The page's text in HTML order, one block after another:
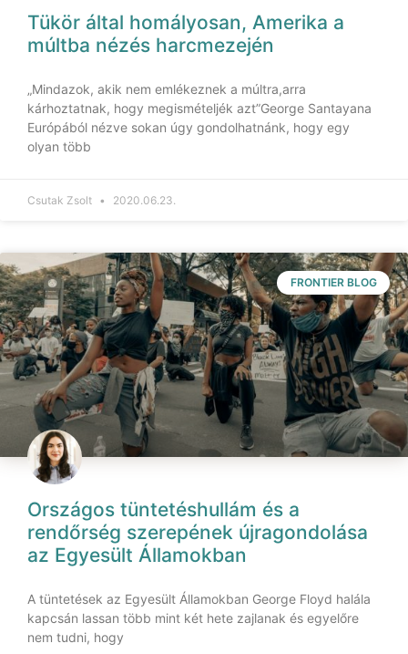
Tükör által homályosan, Amerika a
múltba nézés harcmezején
„Mindazok, akik nem emlékeznek a múltra,arra
kárhoztatnak, hogy megismételjék azt”George Santayana
Európából nézve sokan úgy gondolhatnánk, hogy egy
olyan több
Csutak Zsolt 2020.06.23.
FRONTIER BLOG
Országos tüntetéshullám és a
rendőrség szerepének újragondolása
az Egyesült Államokban
A tüntetések az Egyesült Államokban George Floyd halála
kapcsán lassan több mint két hete zajlanak és egyelőre
nem tudni, hogy